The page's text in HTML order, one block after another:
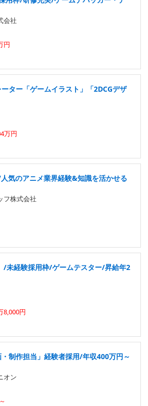
会社
円
ーター「ゲームイラスト」「2DCGデザ
万円
気のアニメ業界経験&知識を活かせる
フ株式会社
/未経験採用枠/ゲームテスター/昇給年2
8,000円
・制作担当」経験者採用/年収400万円～
オン